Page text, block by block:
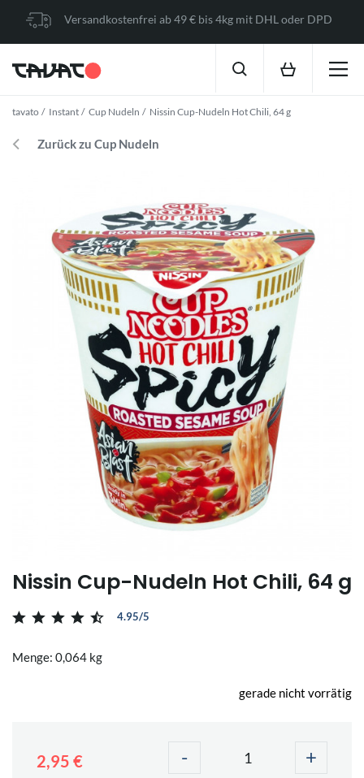
Versandkostenfrei ab 49 € bis 4kg mit DHL oder DPD
tavato Instant Cup Nudeln Nissin Cup-Nudeln Hot Chili, 64 g
Zurück zu Cup Nudeln
Nissin Cup-Nudeln Hot Chili, 64 g
4.95/5
Menge: 0,064 kg
gerade nicht vorrätig
2,95 € - +